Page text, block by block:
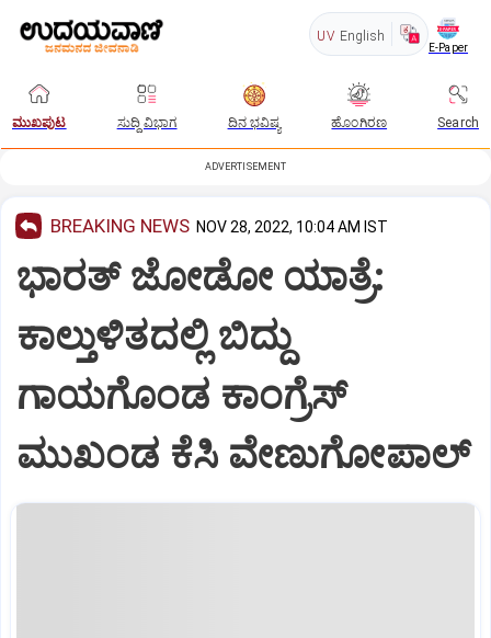
UV English
E-Paper
ಮುಖಪುಟ ಸುದ್ದಿ ವಿಭಾಗ ದಿನ ಭವಿಷ್ಯ ಹೊಂಗಿರಣ Search
ADVERTISEMENT
BREAKING NEWS NOV 28, 2022, 10:04 AM IST
ಭಾರತ್ ಜೋಡೋ ಯಾತ್ರೆ:
ಕಾಲ್ತುಳಿತದಲ್ಲಿ ಬಿದ್ದು
ಗಾಯಗೊಂಡ ಕಾಂಗ್ರೆಸ್
ಮುಖಂಡ ಕೆಸಿ ವೇಣುಗೋಪಾಲ್